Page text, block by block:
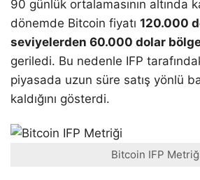
90 günlük ortalamasının altında
dönemde Bitcoin fiyatı 120.000
seviyelerden 60.000 dolar
geriledi. Bu nedenle IFP
piyasada uzun süre satış yönlü
kaldığını gösterdi.
Bitcoin IFP